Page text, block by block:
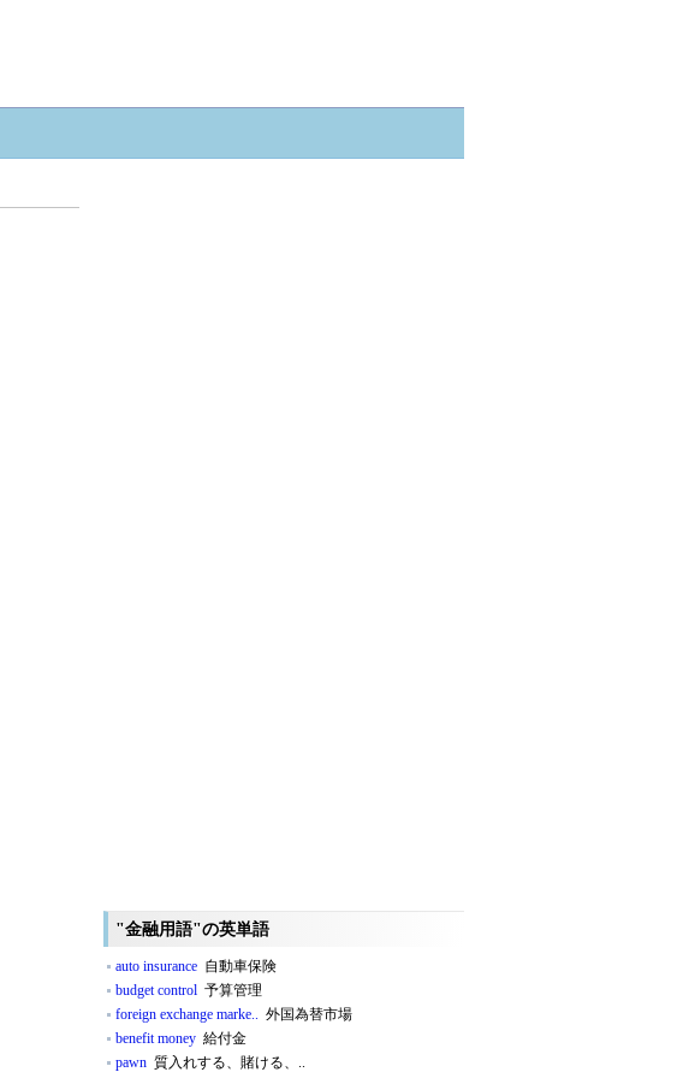
"金融用語"の英単語
auto insurance 自動車保険
budget control 予算管理
foreign exchange marke.. 外国為替市場
benefit money 給付金
pawn 質入れする、賭ける、..